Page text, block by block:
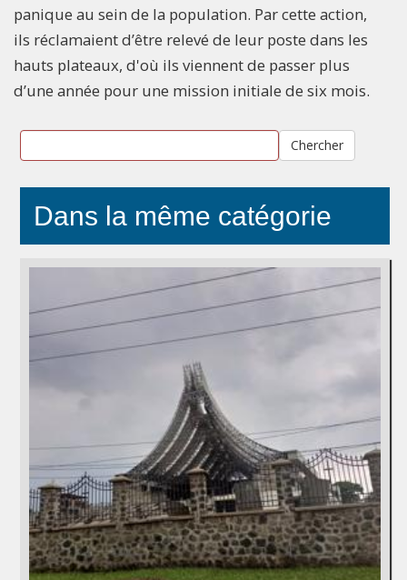
panique au sein de la population. Par cette action,
ils réclamaient d’être relevé de leur poste dans les
hauts plateaux, d'où ils viennent de passer plus
d’une année pour une mission initiale de six mois.
Chercher
Dans la même catégorie